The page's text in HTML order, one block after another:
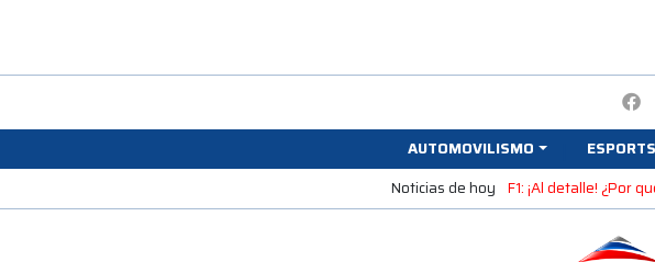
AUTOMOVILISMO ESPORTS
Noticias de hoy F1: ¡Al detalle! ¿Por